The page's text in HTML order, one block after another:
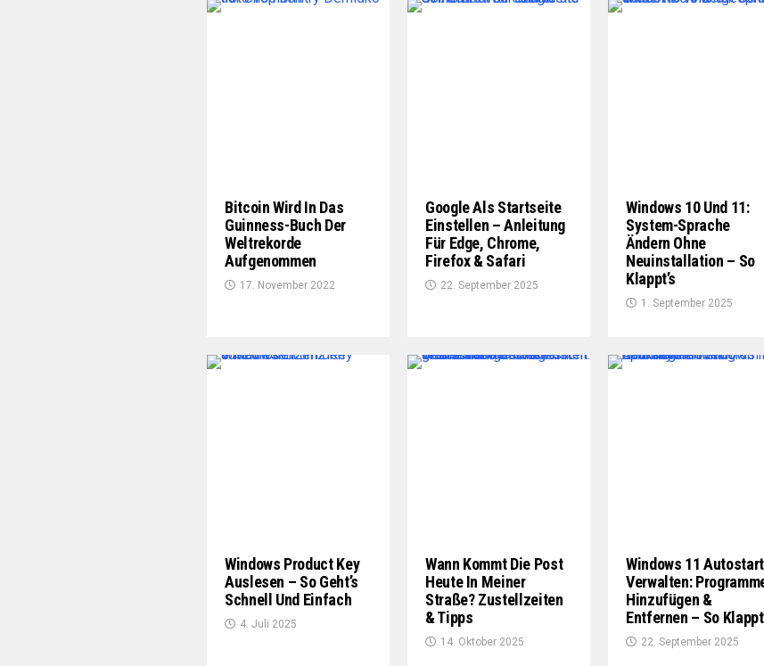
Bitcoin Wird In Das
Guinness-Buch Der
Weltrekorde
Aufgenommen
17. November 2022
Google Als Startseite
Einstellen – Anleitung
Für Edge, Chrome,
Firefox & Safari
22. September 2025
Windows 10 Und 11:
System-Sprache
Ändern Ohne
Neuinstallation – So
Klappt’s
1. September 2025
Windows Product Key
Auslesen – So Geht’s
Schnell Und Einfach
4. Juli 2025
Wann Kommt Die Post
Heute In Meiner
Straße? Zustellzeiten
& Tipps
14. Oktober 2025
Windows 11 Autostart
Verwalten:
Hinzufügen &
Entfernen – So
22. September 2025